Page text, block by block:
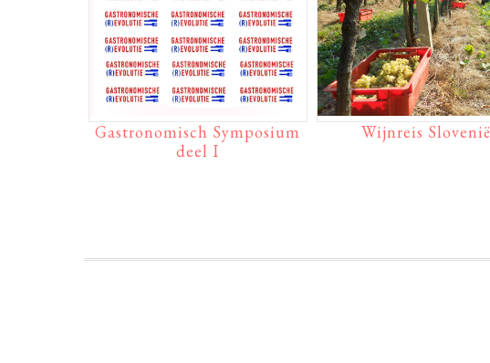
Gastronomisch Symposium
deel I
Wijnreis Slovenië